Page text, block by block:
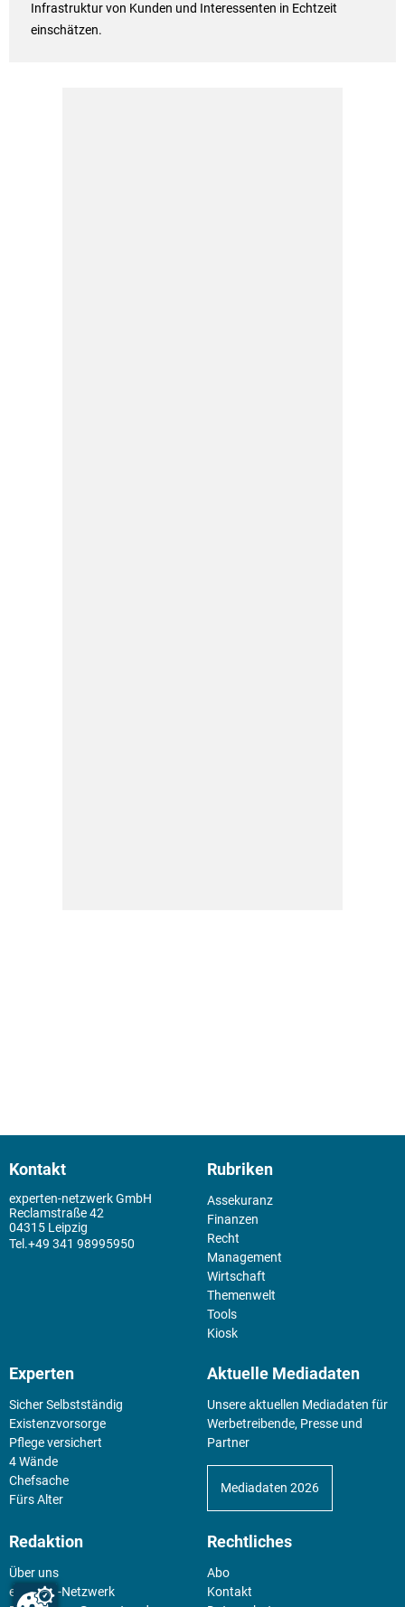
Infrastruktur von Kunden und Interessenten in Echtzeit
einschätzen.
Kontakt
experten-netzwerk GmbH
Reclamstraße 42
04315 Leipzig
+49 341 98995950
Rubriken
Assekuranz
Finanzen
Recht
Management
Wirtschaft
Themenwelt
Tools
Kiosk
Experten
Sicher Selbstständig
Existenz­vorsorge
Pflege versichert
4 Wände
Chefsache
Fürs Alter
Aktuelle Mediadaten
Unsere aktuellen Mediadaten für
Werbetreibende, Presse und
Partner
Mediadaten 2026
Redaktion
Über uns
experten-Netzwerk
Rechtliches
Abo
Kontakt